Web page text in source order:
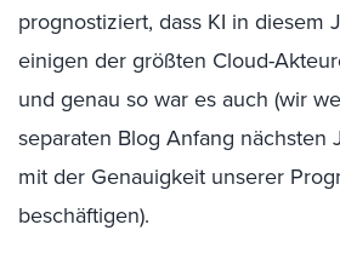
prognostiziert, dass KI in diesem
einigen der größten Cloud-
und genau so war es auch (wir
separaten Blog Anfang nächsten
mit der Genauigkeit unserer
beschäftigen).